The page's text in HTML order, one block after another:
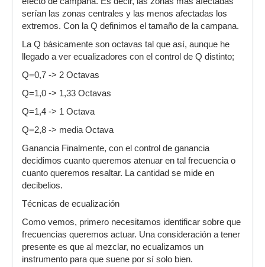
serían las zonas centrales y las menos afectadas los
extremos. Con la Q definimos el tamaño de la campana.
La Q básicamente son octavas tal que así, aunque he
llegado a ver ecualizadores con el control de Q distinto;
Q=0,7 -> 2 Octavas
Q=1,0 -> 1,33 Octavas
Q=1,4 -> 1 Octava
Q=2,8 -> media Octava
Ganancia Finalmente, con el control de ganancia
decidimos cuanto queremos atenuar en tal frecuencia o
cuanto queremos resaltar. La cantidad se mide en
decibelios.
Técnicas de ecualización
Como vemos, primero necesitamos identificar sobre que
frecuencias queremos actuar. Una consideración a tener
presente es que al mezclar, no ecualizamos un
instrumento para que suene por sí solo bien.